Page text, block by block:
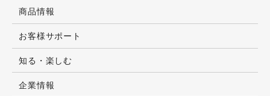
商品情報
お客様サポート
知る・楽しむ
企業情報